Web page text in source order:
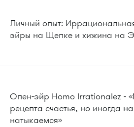
Личный опыт:
эйры на Щепке и хижина на
Опен-эйр Homo Irrationalez -
рецепта счастья, но иногда
натыкаемся»